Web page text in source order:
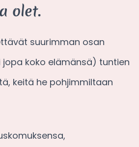
olet.
suurimman osan
koko elämänsä) tuntien
keitä he pohjimmiltaan